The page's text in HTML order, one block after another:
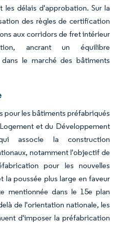
les délais d'approbation. Sur la
des règles de certification
aux corridors de fret intérieur
ancrant un équilibre
le marché des bâtiments
pour les bâtiments préfabriqués
et du Développement
associe la construction
notamment l'objectif de
pour les nouvelles
la poussée plus large en faveur
mentionnée dans le 15e plan
de l'orientation nationale, les
d'imposer la préfabrication